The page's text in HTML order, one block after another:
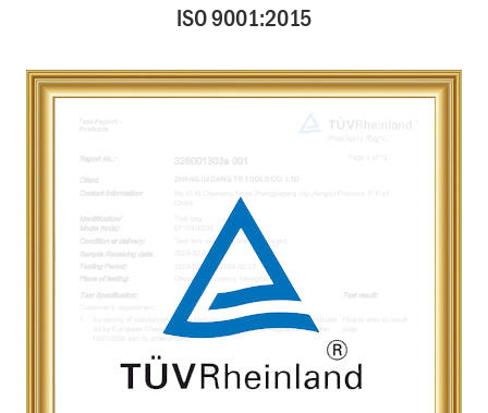
ISO 9001:2015